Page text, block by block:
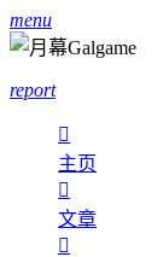
menu
report

主页

文章
